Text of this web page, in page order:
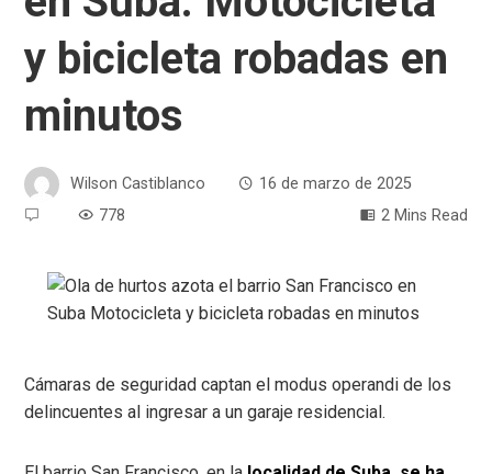
y bicicleta robadas en
minutos
Wilson Castiblanco
16 de marzo de 2025
778
2 Mins Read
Cámaras de seguridad captan el modus operandi de los
delincuentes al ingresar a un garaje residencial.